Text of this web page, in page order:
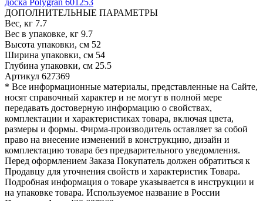
ДОПОЛНИТЕЛЬНЫЕ ПАРАМЕТРЫ
Вес, кг 7.7
Вес в упаковке, кг 9.7
Высота упаковки, см 52
Ширина упаковки, см 54
Глубина упаковки, см 25.5
Артикул 627369
* Все информационные материалы, представленные на Сайте,
носят справочный характер и не могут в полной мере
передавать достоверную информацию о свойствах,
комплектации и характеристиках товара, включая цвета,
размеры и формы. Фирма-производитель оставляет за собой
право на внесение изменений в конструкцию, дизайн и
комплектацию товара без предварительного уведомления.
Перед оформлением Заказа Покупатель должен обратиться к
Продавцу для уточнения свойств и характеристик Товара.
Подробная информация о товаре указывается в инструкции и
на упаковке товара. Используемое название в России